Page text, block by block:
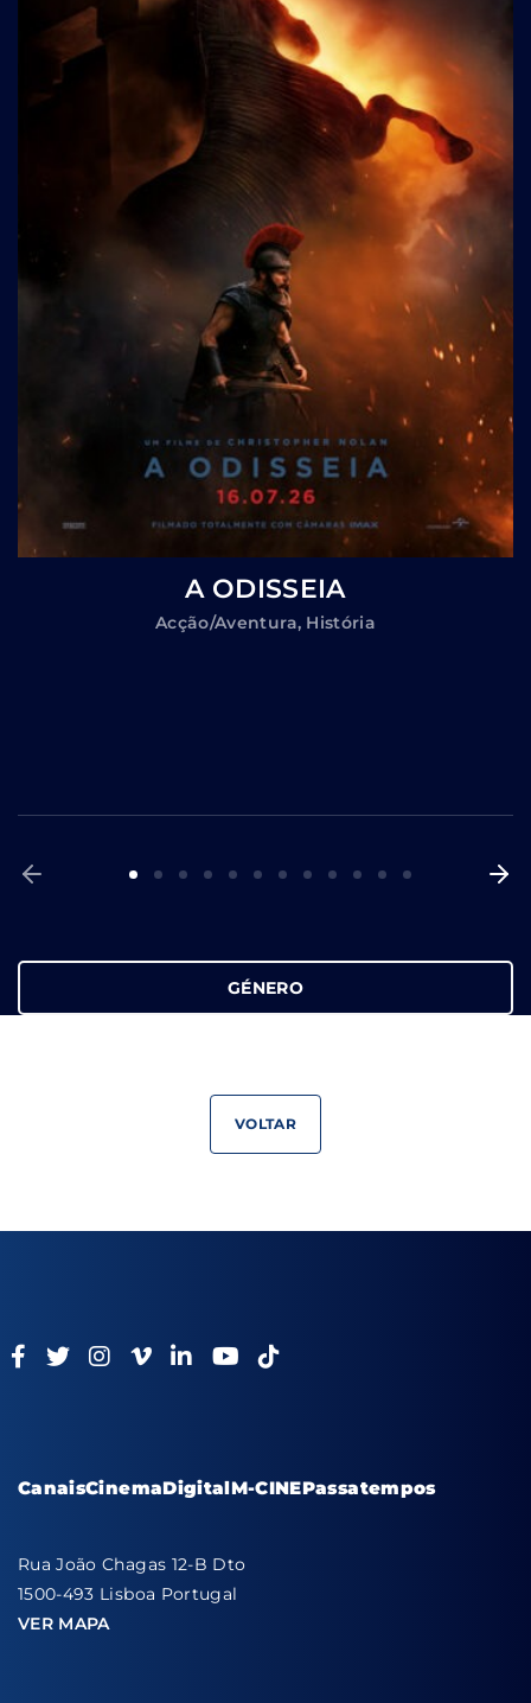
A ODISSEIA
Acção/Aventura História
GÉNERO
VOLTAR
CanaisCinemaDigitalM-CINEPassatempos
Rua João Chagas 12-B Dto
1500-493 Lisboa Portugal
VER MAPA